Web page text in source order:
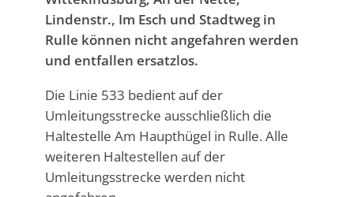
Lindenstr., Im Esch und Stadtweg in
Rulle können nicht angefahren werden
und entfallen ersatzlos.
Die Linie 533 bedient auf der
Umleitungsstrecke ausschließlich die
Haltestelle Am Haupthügel in Rulle. Alle
weiteren Haltestellen auf der
Umleitungsstrecke werden nicht